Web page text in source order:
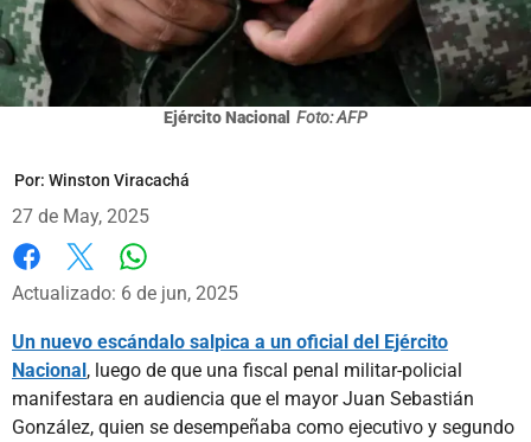
Ejército Nacional Foto: AFP
Por: Winston Viracachá
27 de May, 2025
Facebook
X
Actualizado: 6 de jun, 2025
Un nuevo escándalo salpica a un oficial del Ejército
Nacional, luego de que una fiscal penal militar-policial
manifestara en audiencia que el mayor Juan Sebastián
González, quien se desempeñaba como ejecutivo y segundo